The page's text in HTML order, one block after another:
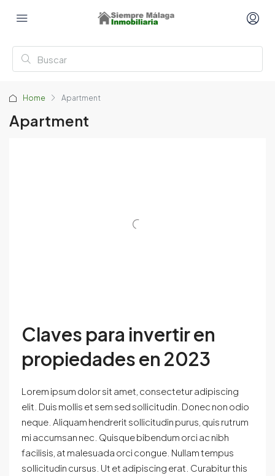
Home Apartment
Apartment
Claves para invertir en
propiedades en 2023
Lorem ipsum dolor sit amet, consectetur adipiscing
elit. Duis mollis et sem sed sollicitudin. Donec non odio
neque. Aliquam hendrerit sollicitudin purus, quis rutrum
mi accumsan nec. Quisque bibendum orci ac nibh
facilisis, at malesuada orci congue. Nullam tempus
sollicitudin cursus. Ut et adipiscing erat. Curabitur this